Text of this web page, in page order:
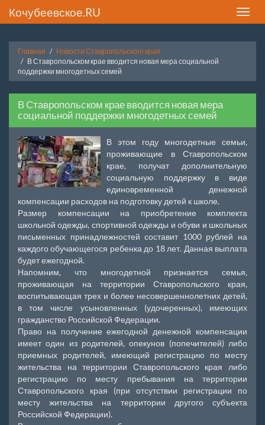
Toggle
Кочубеевское.RU
Главная
Новости Ставропольского края
В Ставропольском крае вводится новая мера социальной
поддержки многодетных семей
В Ставропольском крае вводится новая мера
социальной поддержки многодетных семей
В этом году многодетные семьи,
проживающие в Ставропольском
крае, получат дополнительную
социальную поддержку в виде
единовременной денежной
компенсации расходов на подготовку детей к школе.
Размер компенсации на приобретение комплекта
школьной одежды, спортивной одежды и обуви и школьных
письменных принадлежностей составит 1000 рублей на
каждого обучающегося ребенка до 18 лет. Данная выплата
будет ежегодной.
Напомним, что многодетной признается семья,
проживающая на территории Ставропольского края,
воспитывающая трех и более несовершеннолетних детей,
в том числе усыновленных (удочеренных), имеющих
гражданство Российской Федерации.
Право на получение ежегодной денежной компенсации
имеет один из родителей, опекунов (попечителей) либо
приемных родителей, имеющий регистрацию по месту
жительства на территории Ставропольского края либо
регистрацию по месту пребывания на территории
Ставропольского края (при отсутствии регистрации по
месту жительства на территории другого субъекта
Российской Федерации).